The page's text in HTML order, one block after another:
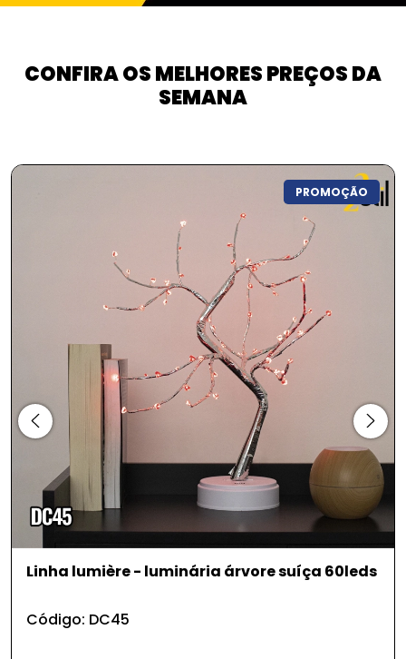
CONFIRA OS MELHORES PREÇOS DA
SEMANA
suíça 60leds Linha kit pedreiro gesseiro